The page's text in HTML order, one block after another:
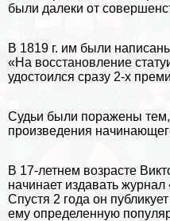
были далеки от
В 1819 г. им были
«На восстановление
удостоился сразу 2-х
Судьи были поражены
произведения
В 17-летнем возрасте
начинает издавать
Спустя 2 года он
ему определенную